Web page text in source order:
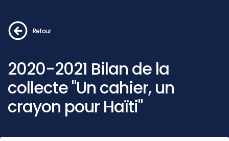
Retour
2020-2021 Bilan de la
collecte "Un cahier, un
crayon pour Haïti"